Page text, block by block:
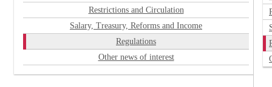
Restrictions and Circulation
Salary, Treasury, Reforms and Income
Regulations
Other news of interest